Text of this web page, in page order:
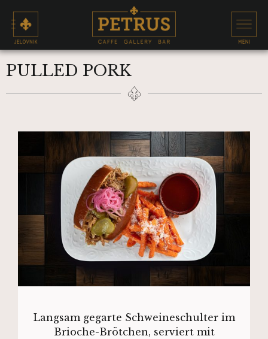
PULLED PORK
Langsam gegarte Schweineschulter im
Brioche-Brötchen, serviert mit